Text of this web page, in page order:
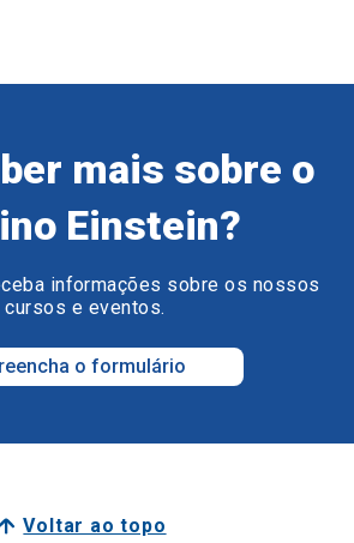
mais sobre o
Einstein?
informações sobre os nossos
cursos e eventos.
o formulário
Voltar ao topo